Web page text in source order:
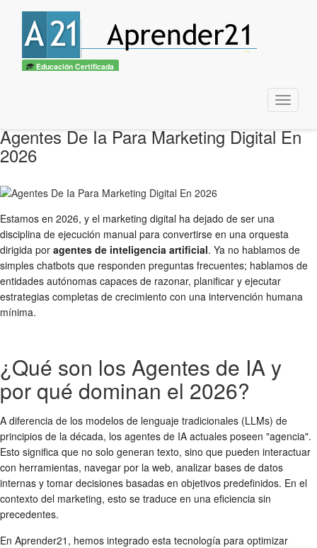
Educación Certificada
Menu
Agentes De Ia Para Marketing Digital En
2026
Estamos en 2026, y el marketing digital ha dejado de ser una
disciplina de ejecución manual para convertirse en una orquesta
dirigida por agentes de inteligencia artificial. Ya no hablamos de
simples chatbots que responden preguntas frecuentes; hablamos de
entidades autónomas capaces de razonar, planificar y ejecutar
estrategias completas de crecimiento con una intervención humana
mínima.
¿Qué son los Agentes de IA y
por qué dominan el 2026?
A diferencia de los modelos de lenguaje tradicionales (LLMs) de
principios de la década, los agentes de IA actuales poseen "agencia".
Esto significa que no solo generan texto, sino que pueden interactuar
con herramientas, navegar por la web, analizar bases de datos
internas y tomar decisiones basadas en objetivos predefinidos. En el
contexto del marketing, esto se traduce en una eficiencia sin
precedentes.
En Aprender21, hemos integrado esta tecnología para optimizar